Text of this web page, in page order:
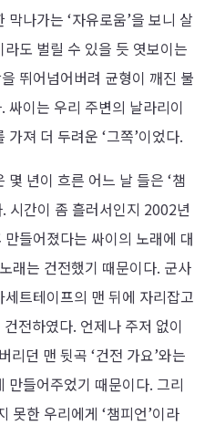
나가는 ‘자유로움’을 보니 살
도 벌릴 수 있을 듯 엿보이는
뛰어넘어버려 균형이 깨진 불
싸이는 우리 주변의 날라리이
져 더 두려운 ‘그쪽’이었다.
년이 흐른 어느 날 들은 ‘챔
시간이 좀 흘러서인지 2002년
들어졌다는 싸이의 노래에 대
래는 건전했기 때문이다. 군사
트테이프의 맨 뒤에 자리잡고
전하였다. 언제나 주저 없이
리던 맨 뒷곡 ‘건전 가요’와는
만들어주었기 때문이다. 그리
못한 우리에게 ‘챔피언’이라